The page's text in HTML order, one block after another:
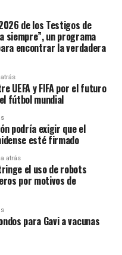
para siempre” se
la organización
en más de 500
de los Testigos de
siempre”, un programa
encontrar la verdadera
UEFA y FIFA por el futuro
fútbol mundial
podría exigir que el
esté firmado
atrás
el uso de robots
por motivos de
para Gavi a vacunas